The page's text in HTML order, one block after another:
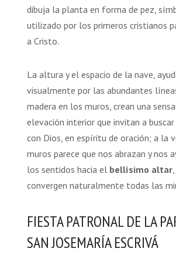
dibuja la planta en forma de pez,
utilizado por los primeros cristianos
a Cristo.
La altura y el espacio de la nave,
visualmente por las abundantes
madera en los muros, crean una
elevación interior que invitan a
con Dios, en espíritu de oración; a la
muros parece que nos abrazan y nos
los sentidos hacia el bellísimo altar
convergen naturalmente todas las
FIESTA PATRONAL DE LA
SAN JOSEMARÍA ESCRIVÁ